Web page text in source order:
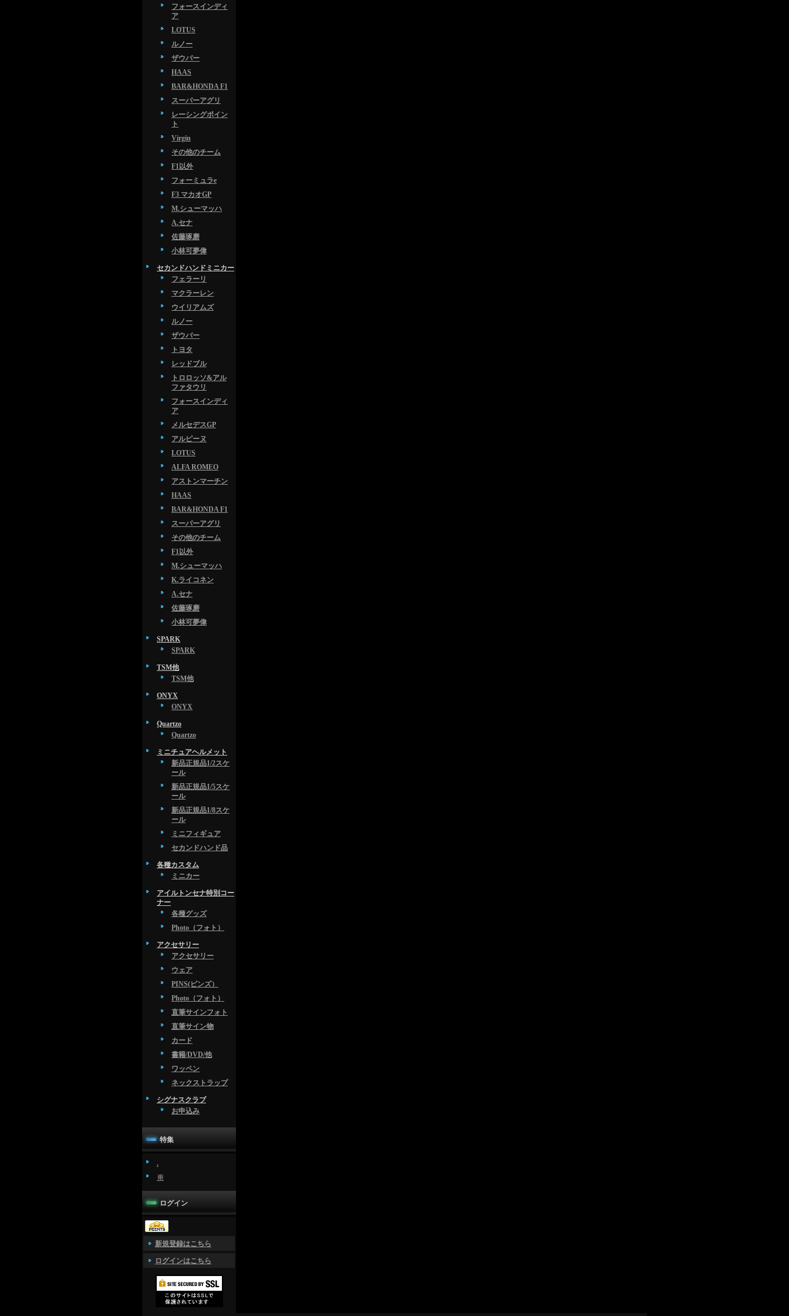
フォースインディ
ア
LOTUS
ルノー
ザウバー
HAAS
BAR&HONDA F1
スーパーアグリ
レーシングポイン
ト
Virgin
その他のチーム
F1以外
フォーミュラe
F3 マカオGP
M.シューマッハ
A.セナ
佐藤琢磨
小林可夢偉
セカンドハンドミニカー
フェラーリ
マクラーレン
ウイリアムズ
ルノー
ザウバー
トヨタ
レッドブル
トロロッソ&アル
ファタウリ
フォースインディ
ア
メルセデスGP
アルピーヌ
LOTUS
ALFA ROMEO
アストンマーチン
HAAS
BAR&HONDA F1
スーパーアグリ
その他のチーム
F1以外
M.シューマッハ
K.ライコネン
A.セナ
佐藤琢磨
小林可夢偉
SPARK
SPARK
TSM他
TSM他
ONYX
ONYX
Quartzo
Quartzo
ミニチュアヘルメット
新品正規品1/2スケ
ール
新品正規品1/5スケ
ール
新品正規品1/8スケ
ール
ミニフィギュア
セカンドハンド品
各種カスタム
ミニカー
アイルトンセナ特別コー
ナー
各種グッズ
Photo（フォト）
アクセサリー
アクセサリー
ウェア
PINS(ピンズ）
Photo（フォト）
直筆サインフォト
直筆サイン物
カード
書籍/DVD/他
ワッペン
ネックストラップ
シグナスクラブ
お申込み
特集
.
※
ログイン
新規登録はこちら
ログインはこちら